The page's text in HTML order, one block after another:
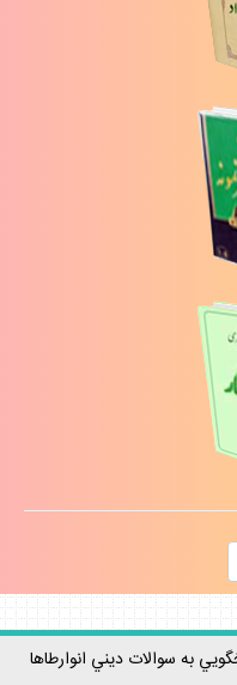
به سوالات ديني انوارطاها